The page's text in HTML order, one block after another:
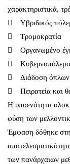
χαρακτηριστικά,
 Υβριδικός
 Τρομοκρατία
 Οργανωμένο

 Διάδοση όπλων
 Πειρατεία και
Η υποενότητα
φύση των
Έμφαση δόθηκε
των πανάρχαιων